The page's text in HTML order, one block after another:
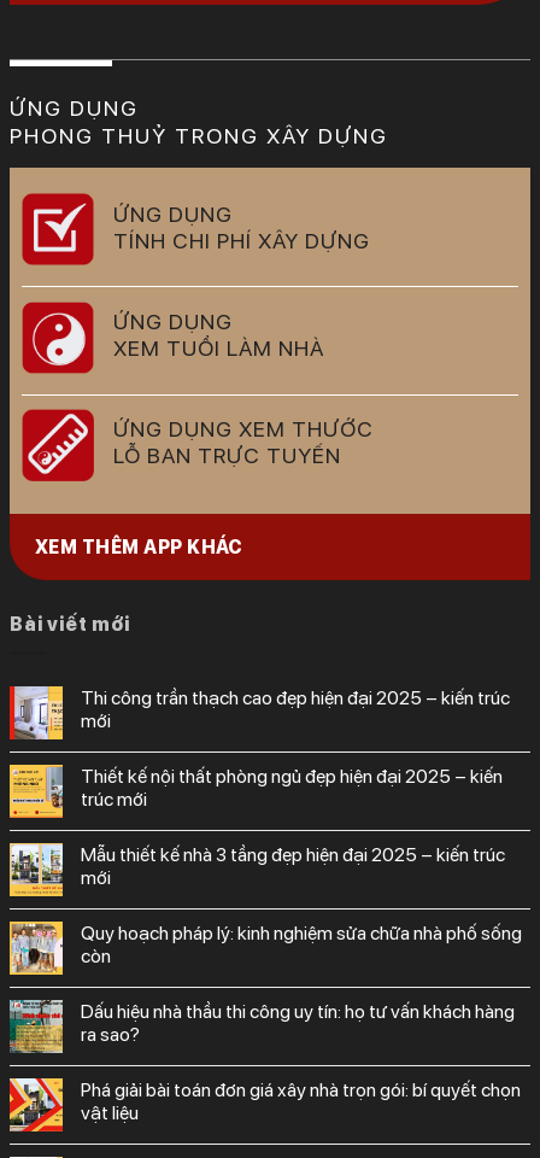
ỨNG DỤNG
PHONG THUỶ TRONG XÂY DỰNG
ỨNG DỤNG
TÍNH CHI PHÍ XÂY DỰNG
ỨNG DỤNG
XEM TUỔI LÀM NHÀ
ỨNG DỤNG XEM THƯỚC
LỖ BAN TRỰC TUYẾN
XEM THÊM APP KHÁC
Bài viết mới
thi công trần thạch cao đẹp hiện đại 2025 – kiến trúc
mới
thiết kế nội thất phòng ngủ đẹp hiện đại 2025 – kiến
trúc mới
mẫu thiết kế nhà 3 tầng đẹp hiện đại 2025 – kiến trúc
mới
quy hoạch pháp lý: kinh nghiệm sửa chữa nhà phố sống
còn
dấu hiệu nhà thầu thi công uy tín: họ tư vấn khách hàng
ra sao?
phá giải bài toán đơn giá xây nhà trọn gói: bí quyết chọn
vật liệu